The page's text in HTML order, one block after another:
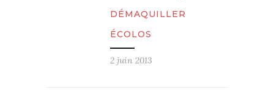
DÉMAQUILLER
ÉCOLOS
2 juin 2013